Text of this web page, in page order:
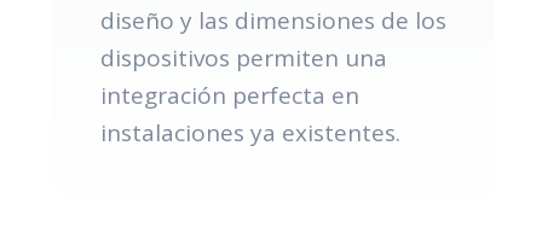
diseño y las dimensiones de los
dispositivos permiten una
integración perfecta en
instalaciones ya existentes.